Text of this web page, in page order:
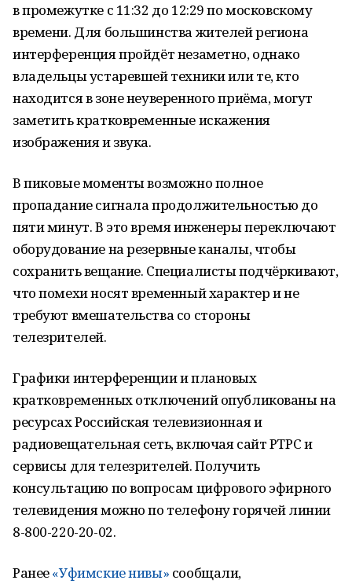
в промежутке с 11:32 до 12:29 по московскому
времени. Для большинства жителей региона
интерференция пройдёт незаметно, однако
владельцы устаревшей техники или те, кто
находится в зоне неуверенного приёма, могут
заметить кратковременные искажения
изображения и звука.
В пиковые моменты возможно полное
пропадание сигнала продолжительностью до
пяти минут. В это время инженеры переключают
оборудование на резервные каналы, чтобы
сохранить вещание. Специалисты подчёркивают,
что помехи носят временный характер и не
требуют вмешательства со стороны
телезрителей.
Графики интерференции и плановых
кратковременных отключений опубликованы на
ресурсах Российская телевизионная и
радиовещательная сеть, включая сайт РТРС и
сервисы для телезрителей. Получить
консультацию по вопросам цифрового эфирного
телевидения можно по телефону горячей линии
8-800-220-20-02.
Ранее«Уфимские нивы» сообщали,